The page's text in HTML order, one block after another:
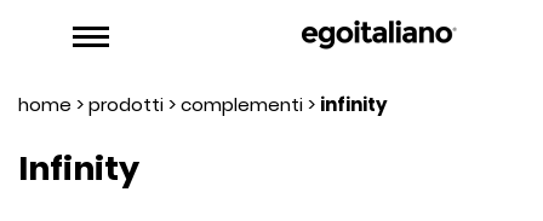
home >prodotti>complementi> infinity
Infinity